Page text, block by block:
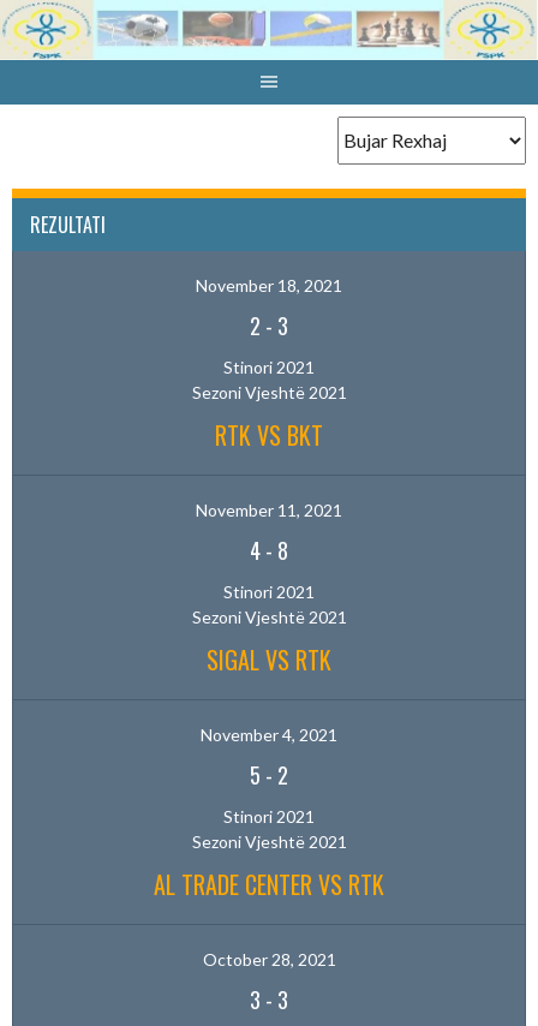
Skip
to
REZULTATI
November 18, 2021
2 - 3
Stinori 2021
Sezoni Vjeshtë 2021
RTK VS BKT
November 11, 2021
4- 8
Stinori 2021
Sezoni Vjeshtë 2021
SIGAL VS RTK
November 4, 2021
5 - 2
Stinori 2021
Sezoni Vjeshtë 2021
AL TRADE CENTER VS RTK
October 28, 2021
3 - 3